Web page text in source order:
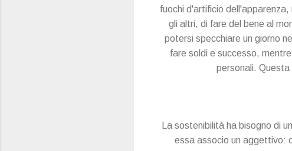
fuochi d'artificio
gli altri, di fare del bene al
potersi specchiare un giorno
fare soldi e successo,
personali.
La sostenibilità ha bisogno di
essa associo un aggettivo: